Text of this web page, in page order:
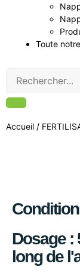
Toute
Accueil /
Dosage :
long de